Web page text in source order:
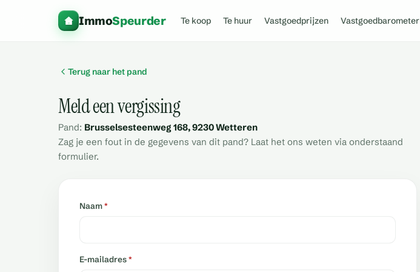
ImmoSpeurder Te koop Te huur Vastgoedprijzen Vastgoedbarometer
Terug naar het pand
Meld een vergissing
Pand: Brusselsesteenweg 168, 9230 Wetteren
Zag je een fout in de gegevens van dit pand? Laat het ons weten via onderstaand
formulier.
Naam*
E-mailadres*